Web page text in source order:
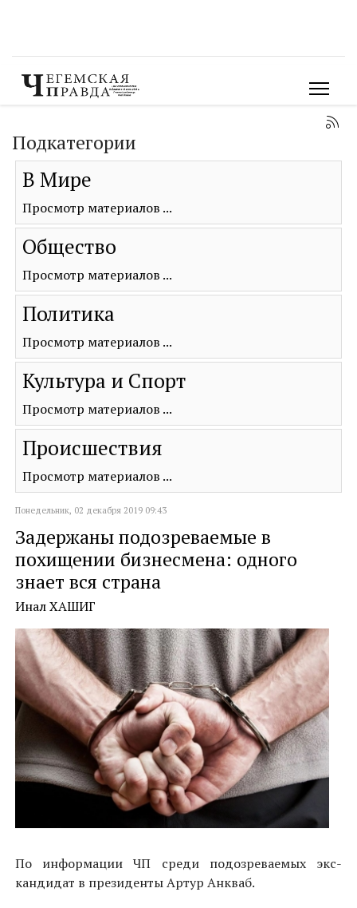
Подкатегории
В Мире
Просмотр материалов ...
Общество
Просмотр материалов ...
Политика
Просмотр материалов ...
Культура и Спорт
Просмотр материалов ...
Происшествия
Просмотр материалов ...
Понедельник, 02 декабря 2019 09:43
Задержаны подозреваемые в
похищении бизнесмена: одного
знает вся страна
Инал ХАШИГ
По информации ЧП среди подозреваемых экс-
кандидат в президенты Артур Анкваб.